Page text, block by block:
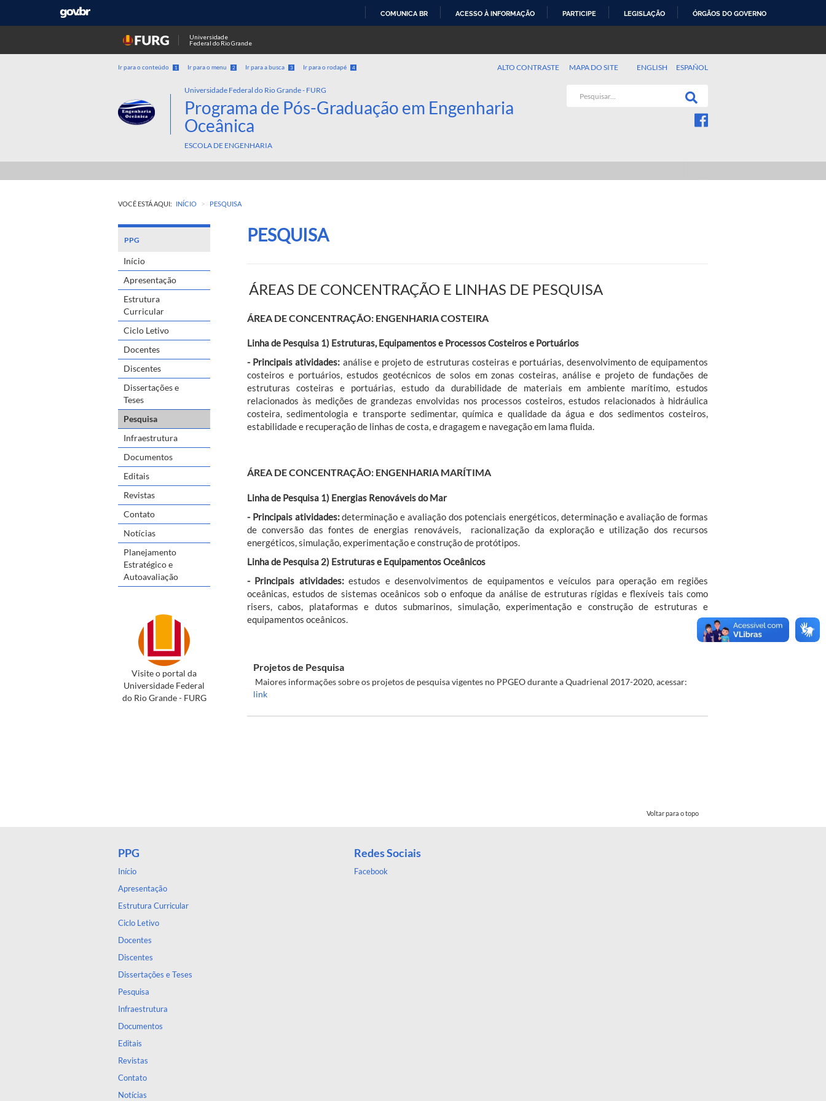
COMUNICA BR ACESSO À INFORMAÇÃO PARTICIPE LEGISLAÇÃO ÓRGÃOS DO GOVERNO
Universidade
Federal do Rio Grande
Ir para o conteúdo 1 Ir para o menu 2 Ir para a busca 3 Ir para o rodapé 4 ENGLISH ESPAÑOL
ALTO CONTRASTE MAPA DO SITE
Universidade Federal do Rio Grande - FURG
Programa de Pós-Graduação em Engenharia
Oceânica
ESCOLA DE ENGENHARIA
VOCÊ ESTÁ AQUI: INÍCIO > PESQUISA
PPG
Início
Apresentação
Estrutura
Curricular
Ciclo Letivo
Docentes
Discentes
Dissertações e
Teses
Pesquisa
Infraestrutura
Documentos
Editais
Revistas
Contato
Notícias
Planejamento
Estratégico e
Autoavaliação
Visite o portal da
Universidade Federal
do Rio Grande - FURG
PESQUISA
ÁREAS DE CONCENTRAÇÃO E LINHAS DE PESQUISA
ÁREA DE CONCENTRAÇÃO: ENGENHARIA COSTEIRA
Linha de Pesquisa 1) Estruturas, Equipamentos e Processos Costeiros e Portuários
- Principais atividades: análise e projeto de estruturas costeiras e portuárias, desenvolvimento de equipamentos
costeiros e portuários, estudos geotécnicos de solos em zonas costeiras, análise e projeto de fundações de
estruturas costeiras e portuárias, estudo da durabilidade de materiais em ambiente marítimo, estudos
relacionados às medições de grandezas envolvidas nos processos costeiros, estudos relacionados à hidráulica
costeira, sedimentologia e transporte sedimentar, química e qualidade da água e dos sedimentos costeiros,
estabilidade e recuperação de linhas de costa, e dragagem e navegação em lama fluida.
ÁREA DE CONCENTRAÇÃO: ENGENHARIA MARÍTIMA
Linha de Pesquisa 1) Energias Renováveis do Mar
- Principais atividades:determinação e avaliação dos potenciais energéticos, determinação e avaliação de formas
de conversão das fontes de energias renováveis, racionalização da exploração e utilização dos recursos
energéticos, simulação, experimentação e construção de protótipos.
Linha de Pesquisa 2) Estruturas e Equipamentos Oceânicos
- Principais atividades:estudos e desenvolvimentos de equipamentos e veículos para operação em regiões
oceânicas, estudos de sistemas oceânicos sob o enfoque da análise de estruturas rígidas e flexíveis tais como
risers, cabos, plataformas e dutos submarinos, simulação, experimentação e construção de estruturas e
equipamentos oceânicos.
Projetos de Pesquisa
Maiores informações sobre os projetos de pesquisa vigentes no PPGEO durante a Quadrienal 2017-2020, acessar:
link
Voltar para o topo
PPG
Início
Apresentação
Estrutura Curricular
Ciclo Letivo
Docentes
Discentes
Dissertações e Teses
Pesquisa
Infraestrutura
Documentos
Editais
Revistas
Contato
Notícias
Redes Sociais
Facebook